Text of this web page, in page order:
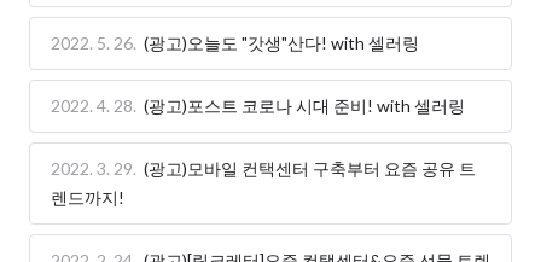
2022. 5. 26. (광고)오늘도 "갓생"산다! with 셀러링
2022. 4. 28. (광고)포스트 코로나 시대 준비! with 셀러링
2022. 3. 29. (광고)모바일 컨택센터 구축부터 요즘 공유 트
렌드까지!